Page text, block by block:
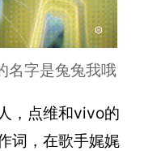
名字是兔兔我哦
，点维和vivo的
词，在歌手娓娓